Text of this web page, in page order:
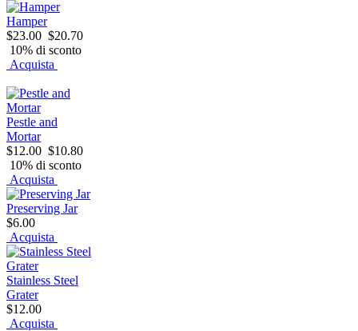
Hamper
$23.00 $20.70
10% di sconto
Acquista
Pestle and
Mortar
$12.00 $10.80
10% di sconto
Acquista
Preserving Jar
$6.00
Acquista
Stainless Steel
Grater
$12.00
Acquista